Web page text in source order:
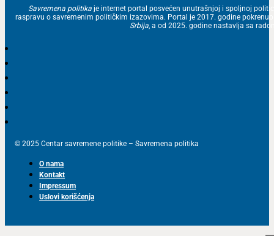
Savremena politika je internet portal posvećen unutrašnjoj i spoljnoj
raspravu o savremenim političkim izazovima. Portal je 2017. godine
Srbija, a od 2025. godine nastavlja sa
© 2025 Centar savremene politike – Savremena politika
O nama
Kontakt
Impressum
Uslovi korišćenja